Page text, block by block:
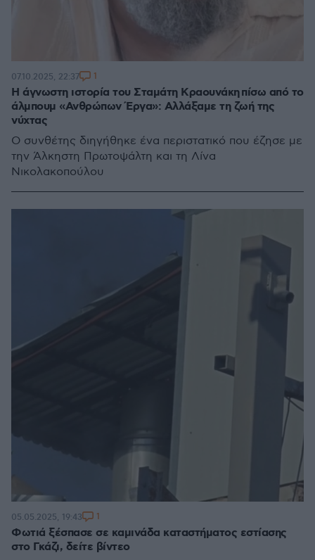
Η άγνωστη ιστορία του Σταμάτη Κραουνάκη πίσω από το
άλμπουμ «Ανθρώπων Έργα»: Αλλάξαμε τη ζωή της
νύχτας
Ο συνθέτης διηγήθηκε ένα περιστατικό που έζησε με
την Άλκηστη Πρωτοψάλτη και τη Λίνα
Νικολακοπούλου
07.10.2025, 22:37 1
Φωτιά ξέσπασε σε καμινάδα καταστήματος εστίασης
στο Γκάζι, δείτε βίντεο
05.05.2025, 19:43 1